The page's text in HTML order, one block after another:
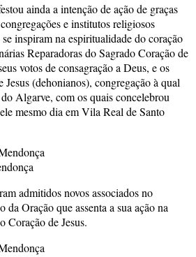
ainda a intenção de ação de graças
e institutos religiosos
inspiram na espiritualidade do coração
Reparadoras do Sagrado Coração de
votos de consagração a Deus, e os
Jesus (dehonianos), congregação à qual
Algarve, com os quais concelebrou
mesmo dia em Vila Real de Santo
admitidos novos associados no
Oração que assenta a sua ação na
Coração de Jesus.